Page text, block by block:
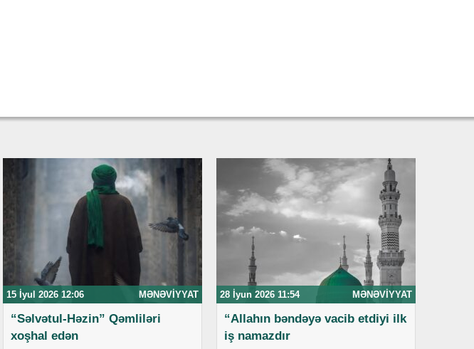
15 İyul 2026 12:06 MƏNƏVIYYAT
“Səlvətul-Həzin” Qəmliləri
xoşhal edən
28 İyun 2026 11:54 MƏNƏVIYYAT
“Allahın bəndəyə vacib etdiyi ilk
iş namazdır